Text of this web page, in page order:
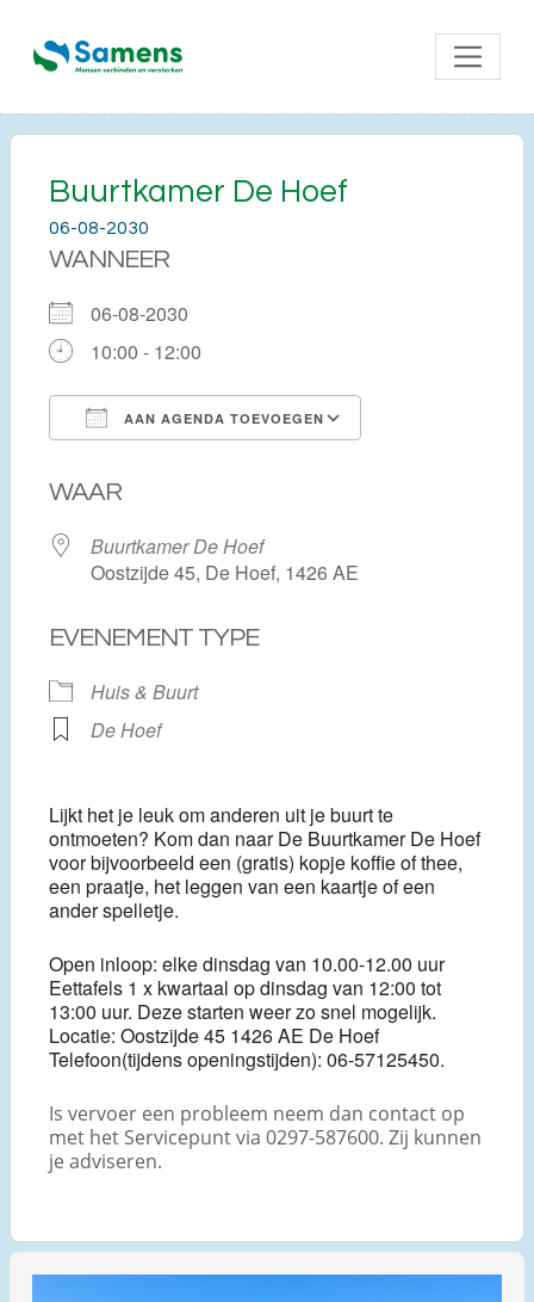
Buurtkamer De Hoef
06-08-2030
WANNEER
06-08-2030
10:00 - 12:00
AAN AGENDA TOEVOEGEN
WAAR
Buurtkamer De Hoef
Oostzijde 45, De Hoef, 1426 AE
EVENEMENT TYPE
Huis & Buurt
De Hoef
Lijkt het je leuk om anderen uit je buurt te
ontmoeten? Kom dan naar De Buurtkamer De Hoef
voor bijvoorbeeld een (gratis) kopje koffie of thee,
een praatje, het leggen van een kaartje of een
ander spelletje.
Open inloop: elke dinsdag van 10.00-12.00 uur
Eettafels 1 x kwartaal op dinsdag van 12:00 tot
13:00 uur. Deze starten weer zo snel mogelijk.
Locatie: Oostzijde 45 1426 AE De Hoef
Telefoon(tijdens openingstijden): 06-57125450.
Is vervoer een probleem neem dan contact op
met het Servicepunt via 0297-587600. Zij kunnen
je adviseren.